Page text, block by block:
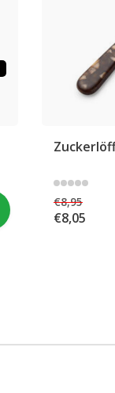
€8,95
€8,05